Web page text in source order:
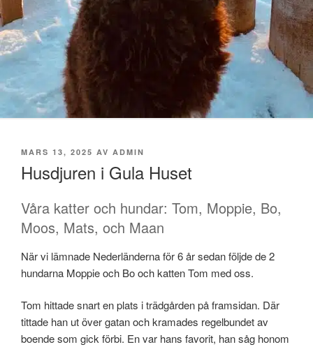
PUBLICERAT
MARS 13, 2025 AV ADMIN
Husdjuren i Gula Huset
Våra katter och hundar: Tom, Moppie, Bo,
Moos, Mats, och Maan
När vi lämnade Nederländerna för 6 år sedan följde de 2
hundarna Moppie och Bo och katten Tom med oss.
Tom hittade snart en plats i trädgården på framsidan. Där
tittade han ut över gatan och kramades regelbundet av
boende som gick förbi. En var hans favorit, han såg honom